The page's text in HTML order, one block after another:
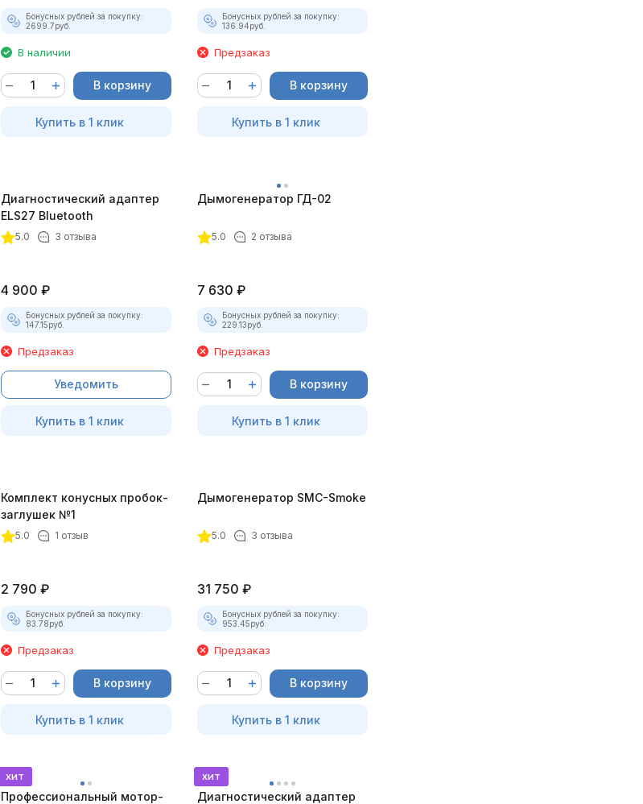
Бонусных рублей за покупку:
2699.7руб.
В наличии
В корзину
Купить в 1 клик
Бонусных рублей за покупку:
136.94руб.
Предзаказ
В корзину
Купить в 1 клик
Диагностический адаптер
ELS27 Bluetooth
5.0 3 отзыва
4 900 ₽
Бонусных рублей за покупку:
147.15руб.
Предзаказ
Уведомить
Купить в 1 клик
Дымогенератор ГД-02
5.0 2 отзыва
7 630 ₽
Бонусных рублей за покупку:
229.13руб.
Предзаказ
В корзину
Купить в 1 клик
Комплект конусных пробок-
заглушек №1
5.0 1 отзыв
2 790 ₽
Бонусных рублей за покупку:
83.78руб.
Предзаказ
В корзину
Купить в 1 клик
Дымогенератор SMC-Smoke
5.0 3 отзыва
31 750 ₽
Бонусных рублей за покупку:
953.45руб.
Предзаказ
В корзину
Купить в 1 клик
хит
Профессиональный мотор-
хит
Диагностический адаптер